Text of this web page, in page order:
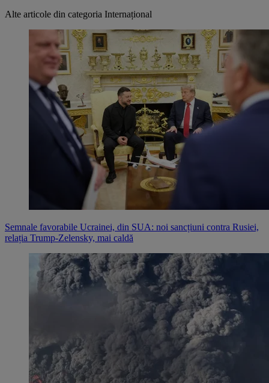
Alte articole din categoria Internațional
Semnale favorabile Ucrainei, din SUA: noi sancțiuni contra Rusiei,
relația Trump-Zelensky, mai caldă